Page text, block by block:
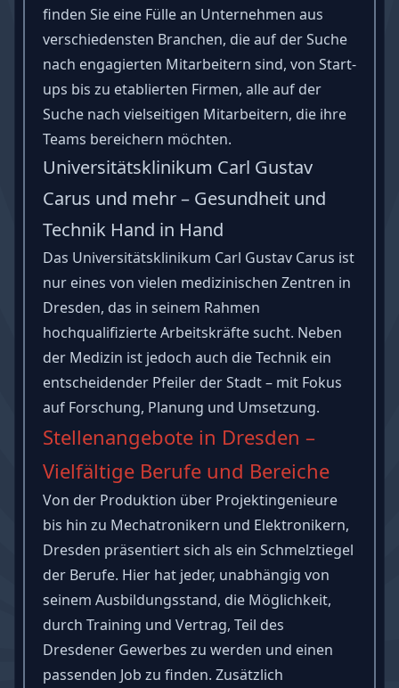
finden Sie eine Fülle an Unternehmen aus
verschiedensten Branchen, die auf der Suche
nach engagierten Mitarbeitern sind, von Start-
ups bis zu etablierten Firmen, alle auf der
Suche nach vielseitigen Mitarbeitern, die ihre
Teams bereichern möchten.
Universitätsklinikum Carl Gustav
Carus und mehr – Gesundheit und
Technik Hand in Hand
Das Universitätsklinikum Carl Gustav Carus ist
nur eines von vielen medizinischen Zentren in
Dresden, das in seinem Rahmen
hochqualifizierte Arbeitskräfte sucht. Neben
der Medizin ist jedoch auch die Technik ein
entscheidender Pfeiler der Stadt – mit Fokus
auf Forschung, Planung und Umsetzung.
Stellenangebote in Dresden –
Vielfältige Berufe und Bereiche
Von der Produktion über Projektingenieure
bis hin zu Mechatronikern und Elektronikern,
Dresden präsentiert sich als ein Schmelztiegel
der Berufe. Hier hat jeder, unabhängig von
seinem Ausbildungsstand, die Möglichkeit,
durch Training und Vertrag, Teil des
Dresdener Gewerbes zu werden und einen
passenden Job zu finden. Zusätzlich